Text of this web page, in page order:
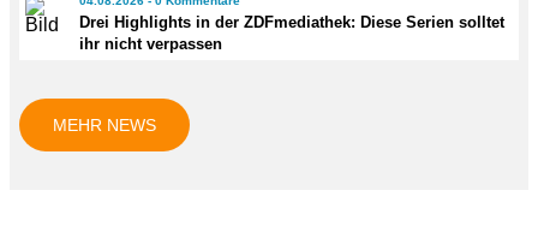
Drei Highlights in der ZDFmediathek: Diese Serien solltet
ihr nicht verpassen
MEHR NEWS